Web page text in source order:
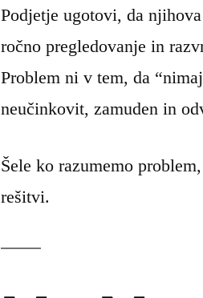
Podjetje ugotovi, da
ročno pregledovanje in
Problem ni v tem, da
neučinkovit, zamuden in
Šele ko razumemo
rešitvi.